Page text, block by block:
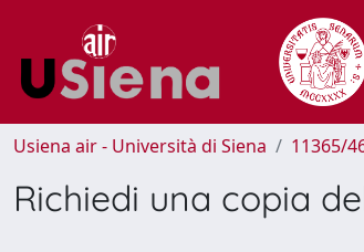
Usiena air - Università di Siena 11365/
Richiedi una copia